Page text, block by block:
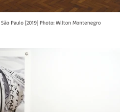
Paulo [2019] Photo: Wilton Montenegro